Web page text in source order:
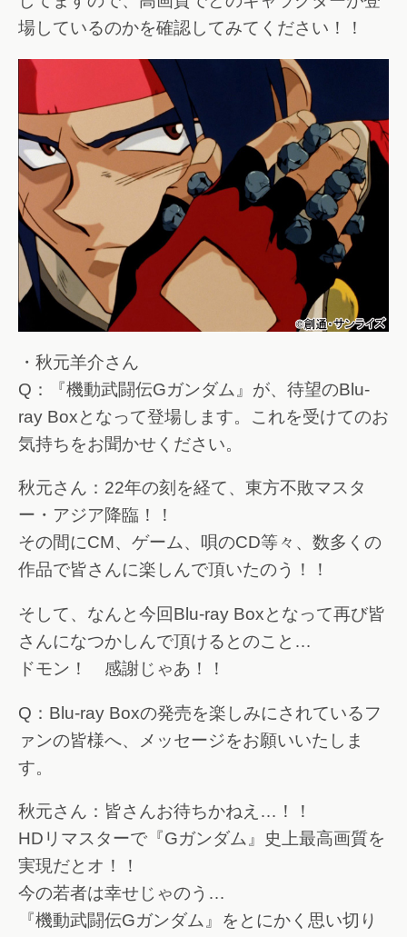
場しているのかを確認してみてください！！
・秋元羊介さん
Q：『機動武闘伝Gガンダム』が、待望のBlu-
ray Boxとなって登場します。これを受けてのお
気持ちをお聞かせください。
秋元さん：22年の刻を経て、東方不敗マスタ
ー・アジア降臨！！
その間にCM、ゲーム、唄のCD等々、数多くの
作品で皆さんに楽しんで頂いたのう！！
そして、なんと今回Blu-ray Boxとなって再び皆
さんになつかしんで頂けるとのこと…
ドモン！ 感謝じゃあ！！
Q：Blu-ray Boxの発売を楽しみにされているフ
ァンの皆様へ、メッセージをお願いいたしま
す。
秋元さん：皆さんお待ちかねえ…！！
HDリマスターで『Gガンダム』史上最高画質を
実現だとオ！！
今の若者は幸せじゃのう…
『機動武闘伝Gガンダム』をとにかく思い切り